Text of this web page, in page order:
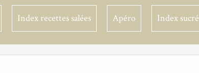
Index recettes salées Apéro Index sucré